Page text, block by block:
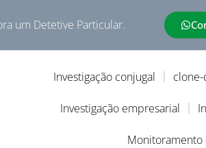
um Detetive Particular.
Investigação conjugal
Investigação empresarial
Monitoramento